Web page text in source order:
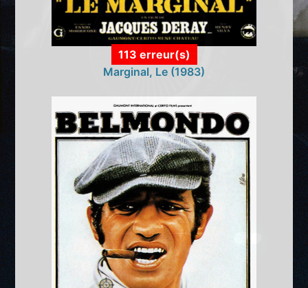
113 erreur(s)
Marginal, Le (1983)